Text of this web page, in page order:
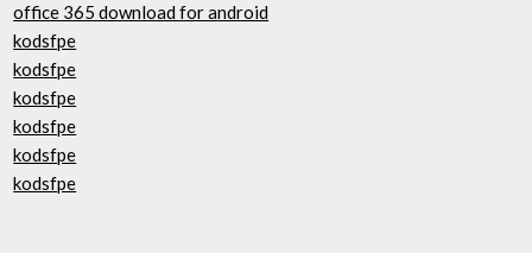
office 365 download for android
kodsfpe
kodsfpe
kodsfpe
kodsfpe
kodsfpe
kodsfpe